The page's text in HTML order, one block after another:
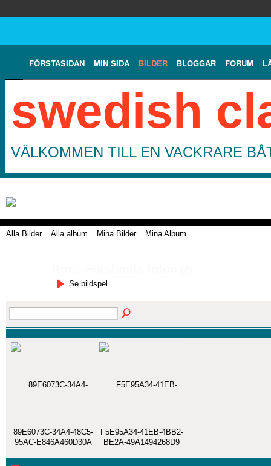
FÖRSTASIDAN MIN SIDA BILDER BLOGGAR FORUM
swedish
VÄLKOMMEN TILL EN VACKRARE
Alla Bilder Alla album Mina Bilder Mina Album
Se bildspel
89E6073C-34A4-48C5-
95AC-E846A460D30A
F5E95A34-41EB-4BB2-
BE2A-49A1494268D9